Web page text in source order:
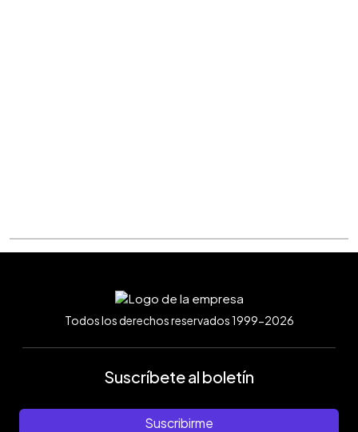
Todos los derechos reservados 1999-2026
Suscríbete al boletín
Suscribirme